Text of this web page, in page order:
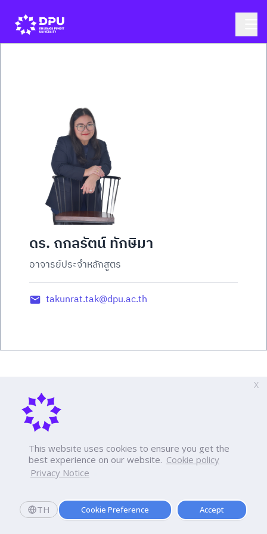
This website uses cookies to ensure you get the
best experience on our website. Cookie policy
Privacy Notice
TH Cookie Preference Accept
X
ดร. ถกลรัตน์ ทักษิมา
อาจารย์ประจำหลักสูตร
takunrat.tak@dpu.ac.th